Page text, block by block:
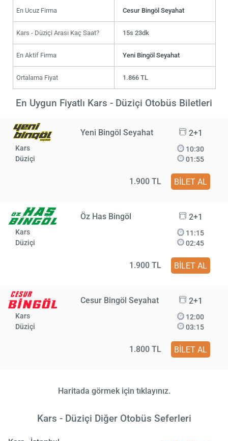
En Ucuz Firma Cesur Bingöl Seyahat
Kars - Düziçi Arası Kaç Saat? 15s 23dk
En Aktif Firma Yeni Bingöl Seyahat
Ortalama Fiyat 1.866 TL
En Uygun Fiyatlı Kars - Düziçi Otobüs Biletleri
Yeni Bingöl Seyahat 2+1
Kars
Düziçi
10:30
01:55
1.900 TL BİLET AL
Öz Has Bingöl 2+1
Kars
Düziçi
11:15
02:45
1.900 TL BİLET AL
Cesur Bingöl Seyahat 2+1
Kars
Düziçi
12:00
03:15
1.800 TL BİLET AL
Haritada görmek için tıklayınız.
Kars - Düziçi Diğer Otobüs Seferleri